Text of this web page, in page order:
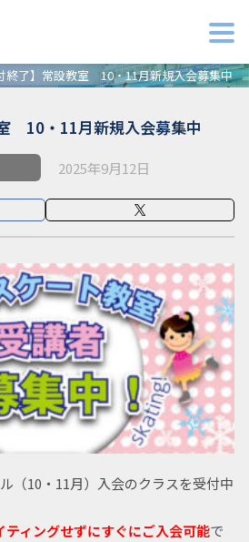
終了】常設教室 10・11月新規入会募集中
10・11月新規入会募集中
2025年9月12日
（10・11月）入会のクラスを受付中
ティングせずにすぐにご入会可能で